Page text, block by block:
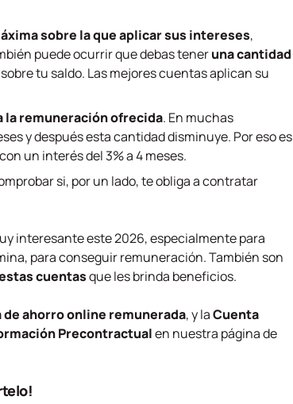
sobre la que aplicar sus intereses,
puede ocurrir que debas teneruna cantidad
sobre tu saldo. Las mejores cuentas aplican su
la remuneración ofrecida. En muchas
y después esta cantidad disminuye. Por eso es
un interés del 3% a 4 meses.
si, por un lado, te obliga a contratar
interesante este 2026, especialmente para
para conseguir remuneración. También son
cuentasque les brinda beneficios.
de ahorro online remunerada, y laCuenta
Precontractualen nuestra página de